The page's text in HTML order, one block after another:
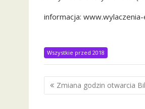
informacja:
Wszystkie przed 2018
Nawigacja
wpisu
Zmiana godzin otwarcia